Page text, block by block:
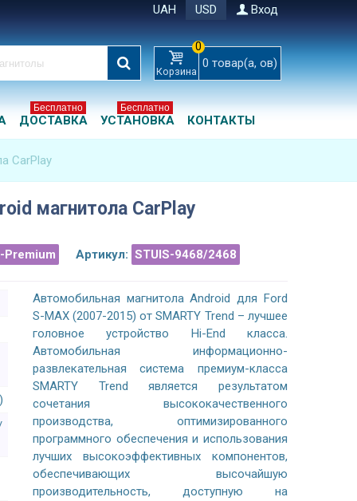
UAH USD Вход
Корзина
0
0 товар(а, ов)
ДОСТАВКА
Бесплатно
УСТАНОВКА
Бесплатно
КОНТАКТЫ
CarPlay
магнитола CarPlay
Premium Артикул: STUIS-9468/2468
Автомобильная магнитола Android для Ford
S-MAX (2007-2015) от SMARTY Trend – лучшее
головное устройство Hi-End класса.
Автомобильная информационно-
развлекательная система премиум-класса
SMARTY Trend является результатом
сочетания высококачественного
производства, оптимизированного
программного обеспечения и использования
лучших высокоэффективных компонентов,
обеспечивающих высочайшую
производительность, доступную на